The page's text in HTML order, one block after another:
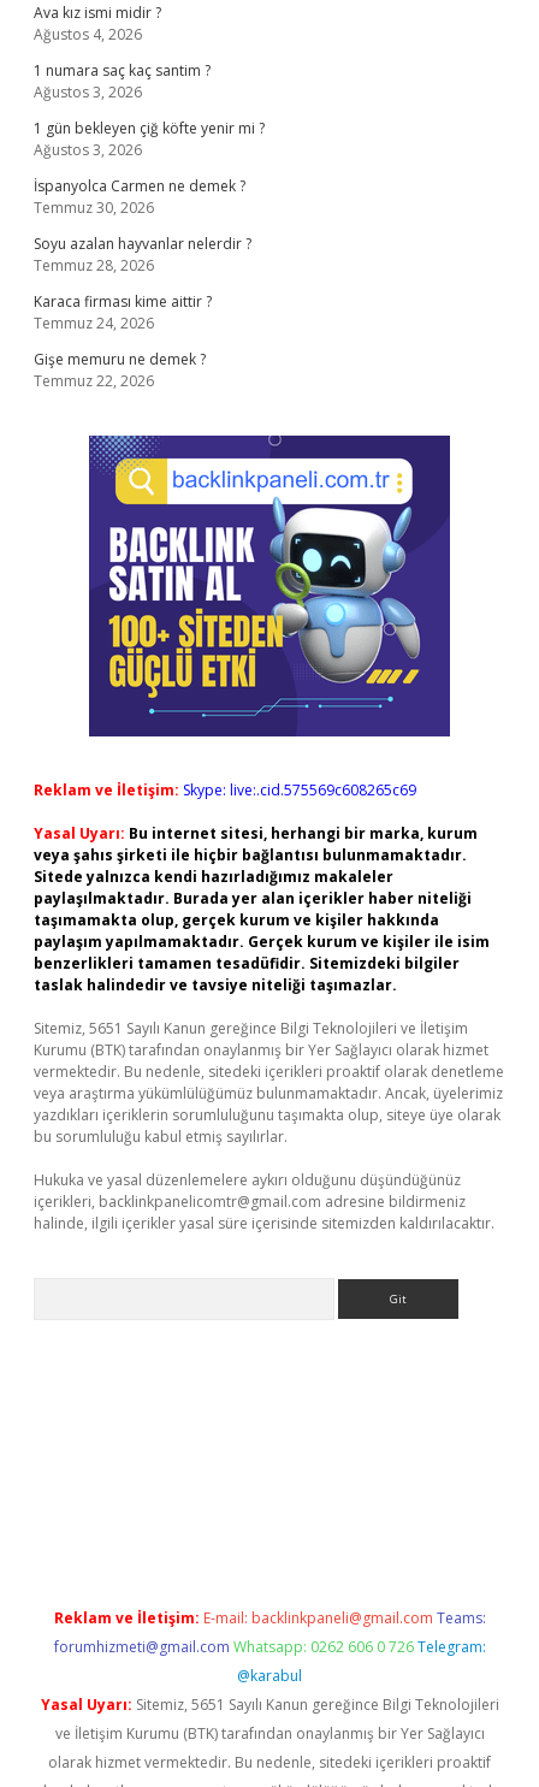
Ava kız ismi midir ?
Ağustos 4, 2026
1 numara saç kaç santim ?
Ağustos 3, 2026
1 gün bekleyen çiğ köfte yenir mi ?
Ağustos 3, 2026
İspanyolca Carmen ne demek ?
Temmuz 30, 2026
Soyu azalan hayvanlar nelerdir ?
Temmuz 28, 2026
Karaca firması kime aittir ?
Temmuz 24, 2026
Gişe memuru ne demek ?
Temmuz 22, 2026
Reklam ve İletişim: Skype: live:.cid.575569c608265c69
Yasal Uyarı: Bu internet sitesi, herhangi bir marka, kurum
veya şahıs şirketi ile hiçbir bağlantısı bulunmamaktadır.
Sitede yalnızca kendi hazırladığımız makaleler
paylaşılmaktadır. Burada yer alan içerikler haber niteliği
taşımamakta olup, gerçek kurum ve kişiler hakkında
paylaşım yapılmamaktadır. Gerçek kurum ve kişiler ile isim
benzerlikleri tamamen tesadüfidir. Sitemizdeki bilgiler
taslak halindedir ve tavsiye niteliği taşımazlar.
Sitemiz, 5651 Sayılı Kanun gereğince Bilgi Teknolojileri ve İletişim
Kurumu (BTK) tarafından onaylanmış bir Yer Sağlayıcı olarak hizmet
vermektedir. Bu nedenle, sitedeki içerikleri proaktif olarak denetleme
veya araştırma yükümlülüğümüz bulunmamaktadır. Ancak, üyelerimiz
yazdıkları içeriklerin sorumluluğunu taşımakta olup, siteye üye olarak
bu sorumluluğu kabul etmiş sayılırlar.
Hukuka ve yasal düzenlemelere aykırı olduğunu düşündüğünüz
içerikleri, backlinkpanelicomtr@gmail.com adresine bildirmeniz
halinde, ilgili içerikler yasal süre içerisinde sitemizden kaldırılacaktır.
Reklam ve İletişim: E-mail: backlinkpaneli@gmail.com Teams:
forumhizmeti@gmail.com Whatsapp: 0262 606 0 726 Telegram:
@karabul
Yasal Uyarı: Sitemiz, 5651 Sayılı Kanun gereğince Bilgi Teknolojileri
ve İletişim Kurumu (BTK) tarafından onaylanmış bir Yer Sağlayıcı
olarak hizmet vermektedir. Bu nedenle, sitedeki içerikleri proaktif